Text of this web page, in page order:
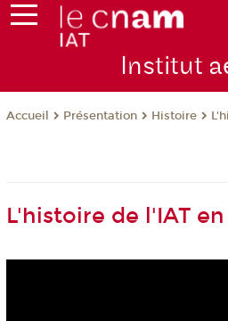
Institut
Accueil Présentation Histoire
L'histoire de l'IAT